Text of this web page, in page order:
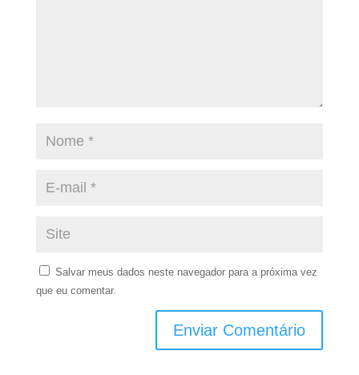
Salvar meus dados neste navegador para a próxima vez
que eu comentar.